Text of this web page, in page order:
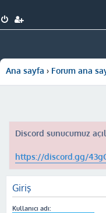
Ana sayfa Forum ana
Discord sunucumuz
https://discord.gg/
Giriş
Kullanıcı adı: